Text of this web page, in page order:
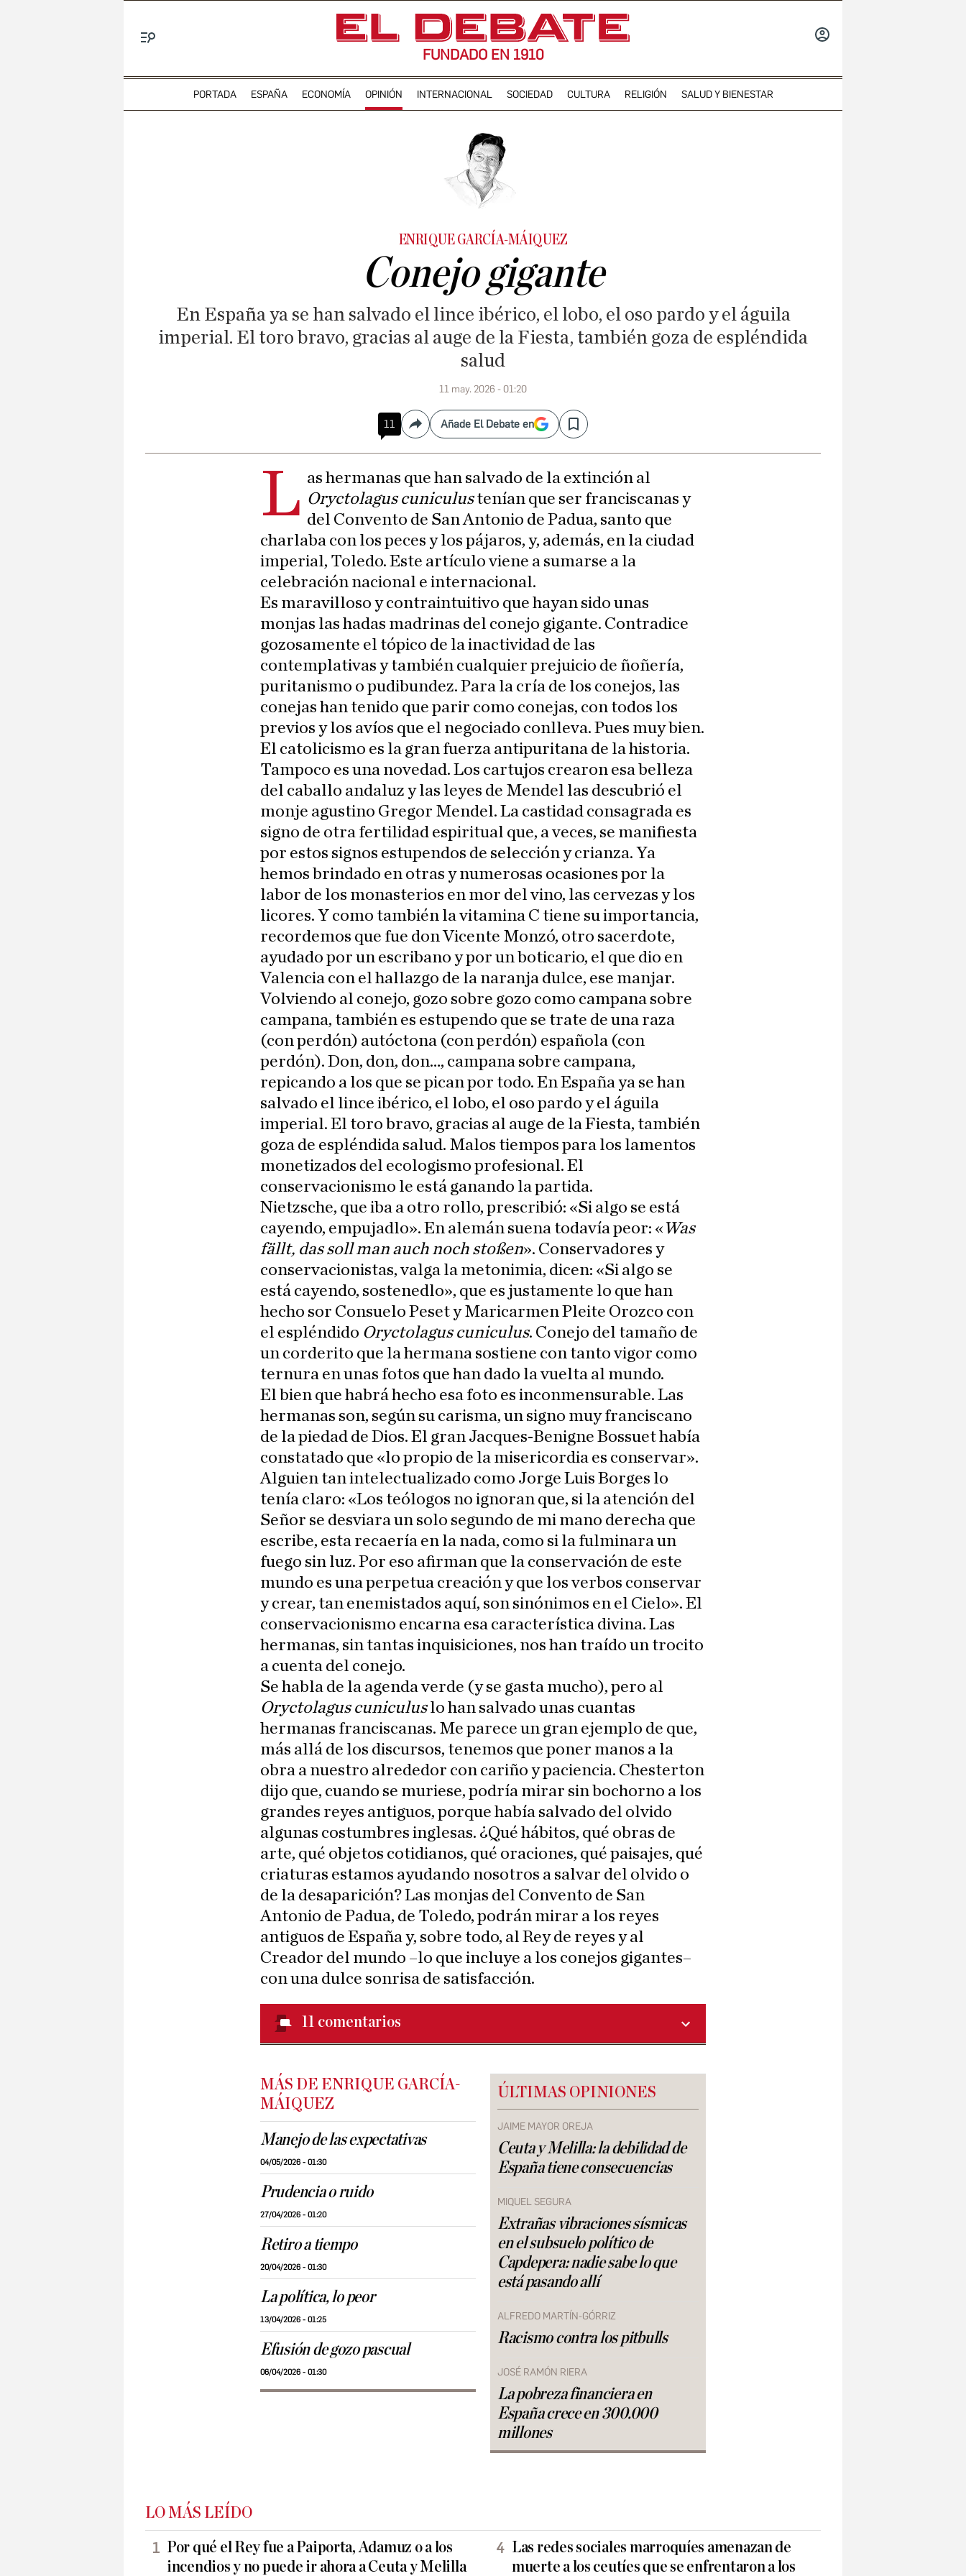
FUNDADO EN 1910
PORTADA ESPAÑA ECONOMÍA OPINIÓN INTERNACIONAL SOCIEDAD CULTURA RELIGIÓN SALUD Y BIENESTAR
ENRIQUE GARCÍA-MÁIQUEZ
Conejo gigante
En España ya se han salvado el lince ibérico, el lobo, el oso pardo y el águila
imperial. El toro bravo, gracias al auge de la Fiesta, también goza de espléndida
salud
11 may. 2026 - 01:20
11 CompartirAñade El Debate en Save
L as hermanas que han salvado de la extinción al
Oryctolagus cuniculustenían que ser franciscanas y
del Convento de San Antonio de Padua, santo que
charlaba con los peces y los pájaros, y, además, en la ciudad
imperial, Toledo. Este artículo viene a sumarse a la
celebración nacional e internacional.
Es maravilloso y contraintuitivo que hayan sido unas
monjas las hadas madrinas del conejo gigante. Contradice
gozosamente el tópico de la inactividad de las
contemplativas y también cualquier prejuicio de ñoñería,
puritanismo o pudibundez. Para la cría de los conejos, las
conejas han tenido que parir como conejas, con todos los
previos y los avíos que el negociado conlleva. Pues muy bien.
El catolicismo es la gran fuerza antipuritana de la historia.
Tampoco es una novedad. Los cartujos crearon esa belleza
del caballo andaluz y las leyes de Mendel las descubrió el
monje agustino Gregor Mendel. La castidad consagrada es
signo de otra fertilidad espiritual que, a veces, se manifiesta
por estos signos estupendos de selección y crianza. Ya
hemos brindado en otras y numerosas ocasiones por la
labor de los monasterios en mor del vino, las cervezas y los
licores. Y como también la vitamina C tiene su importancia,
recordemos que fue don Vicente Monzó, otro sacerdote,
ayudado por un escribano y por un boticario, el que dio en
Valencia con el hallazgo de la naranja dulce, ese manjar.
Volviendo al conejo, gozo sobre gozo como campana sobre
campana, también es estupendo que se trate de una raza
(con perdón) autóctona (con perdón) española (con
perdón). Don, don, don…, campana sobre campana,
repicando a los que se pican por todo. En España ya se han
salvado el lince ibérico, el lobo, el oso pardo y el águila
imperial. El toro bravo, gracias al auge de la Fiesta, también
goza de espléndida salud. Malos tiempos para los lamentos
monetizados del ecologismo profesional. El
conservacionismo le está ganando la partida.
Nietzsche, que iba a otro rollo, prescribió: «Si algo se está
cayendo, empujadlo». En alemán suena todavía peor: «Was
fällt, das soll man auch noch stoßen». Conservadores y
conservacionistas, valga la metonimia, dicen: «Si algo se
está cayendo, sostenedlo», que es justamente lo que han
hecho sor Consuelo Peset y Maricarmen Pleite Orozco con
el espléndido Oryctolagus cuniculus. Conejo del tamaño de
un corderito que la hermana sostiene con tanto vigor como
ternura en unas fotos que han dado la vuelta al mundo.
El bien que habrá hecho esa foto es inconmensurable. Las
hermanas son, según su carisma, un signo muy franciscano
de la piedad de Dios. El gran Jacques-Benigne Bossuet había
constatado que «lo propio de la misericordia es conservar».
Alguien tan intelectualizado como Jorge Luis Borges lo
tenía claro: «Los teólogos no ignoran que, si la atención del
Señor se desviara un solo segundo de mi mano derecha que
escribe, esta recaería en la nada, como si la fulminara un
fuego sin luz. Por eso afirman que la conservación de este
mundo es una perpetua creación y que los verbos conservar
y crear, tan enemistados aquí, son sinónimos en el Cielo». El
conservacionismo encarna esa característica divina. Las
hermanas, sin tantas inquisiciones, nos han traído un trocito
a cuenta del conejo.
Se habla de la agenda verde (y se gasta mucho), pero al
Oryctolagus cuniculuslo han salvado unas cuantas
hermanas franciscanas. Me parece un gran ejemplo de que,
más allá de los discursos, tenemos que poner manos a la
obra a nuestro alrededor con cariño y paciencia. Chesterton
dijo que, cuando se muriese, podría mirar sin bochorno a los
grandes reyes antiguos, porque había salvado del olvido
algunas costumbres inglesas. ¿Qué hábitos, qué obras de
arte, qué objetos cotidianos, qué oraciones, qué paisajes, qué
criaturas estamos ayudando nosotros a salvar del olvido o
de la desaparición? Las monjas del Convento de San
Antonio de Padua, de Toledo, podrán mirar a los reyes
antiguos de España y, sobre todo, al Rey de reyes y al
Creador del mundo –lo que incluye a los conejos gigantes–
con una dulce sonrisa de satisfacción.
11 comentarios
MÁS DE ENRIQUE GARCÍA-
MÁIQUEZ
Manejo de las expectativas
04/05/2026 - 01:30
Prudencia o ruido
27/04/2026 - 01:20
Retiro a tiempo
20/04/2026 - 01:30
La política, lo peor
13/04/2026 - 01:25
Efusión de gozo pascual
06/04/2026 - 01:30
ÚLTIMAS OPINIONES
JAIME MAYOR OREJA
Ceuta y Melilla: la debilidad de
España tiene consecuencias
MIQUEL SEGURA
Extrañas vibraciones sísmicas
en el subsuelo político de
Capdepera: nadie sabe lo que
está pasando allí
ALFREDO MARTÍN-GÓRRIZ
Racismo contra los pitbulls
JOSÉ RAMÓN RIERA
La pobreza financiera en
España crece en 300.000
millones
LO MÁS LEÍDO
Por qué el Rey fue a Paiporta, Adamuz o a los
incendios y no puede ir ahora a Ceuta y Melilla
Las redes sociales marroquíes amenazan de
muerte a los ceutíes que se enfrentaron a los